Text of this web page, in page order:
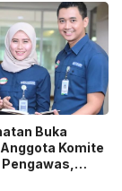
Buka
Komite